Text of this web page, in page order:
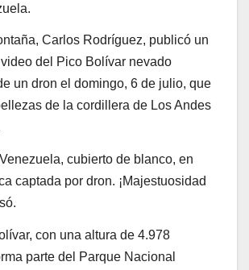
Carlos Rodríguez, publicó un
del Pico Bolívar nevado
un dron el domingo, 6 de julio, que
de la cordillera de Los Andes
cubierto de blanco, en
captada por dron. ¡Majestuosidad
con una altura de 4.978
parte del Parque Nacional